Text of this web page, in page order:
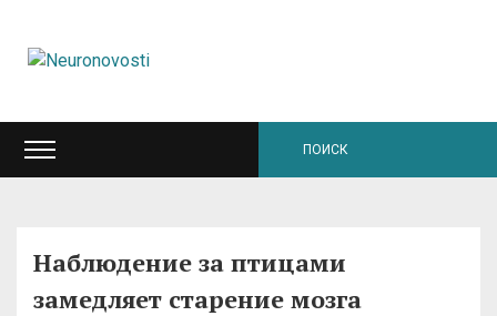
Наблюдение за птицами
замедляет старение мозга